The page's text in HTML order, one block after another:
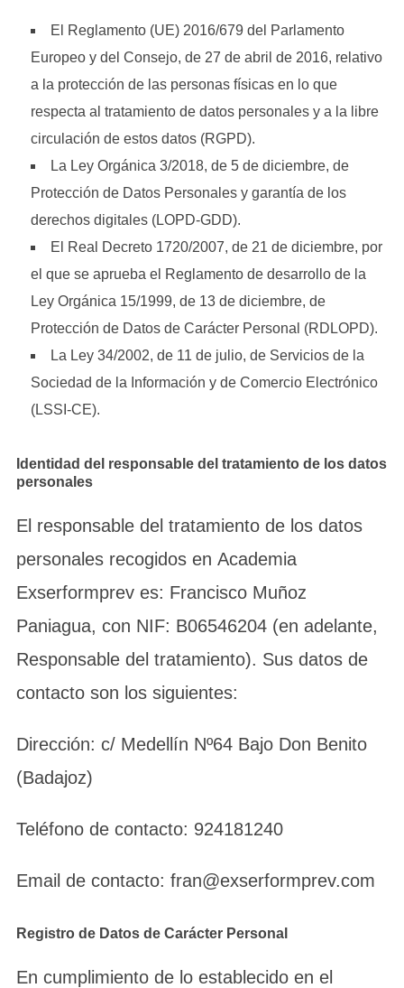
El Reglamento (UE) 2016/679 del Parlamento
Europeo y del Consejo, de 27 de abril de 2016, relativo
a la protección de las personas físicas en lo que
respecta al tratamiento de datos personales y a la libre
circulación de estos datos (RGPD).
La Ley Orgánica 3/2018, de 5 de diciembre, de
Protección de Datos Personales y garantía de los
derechos digitales (LOPD-GDD).
El Real Decreto 1720/2007, de 21 de diciembre, por
el que se aprueba el Reglamento de desarrollo de la
Ley Orgánica 15/1999, de 13 de diciembre, de
Protección de Datos de Carácter Personal (RDLOPD).
La Ley 34/2002, de 11 de julio, de Servicios de la
Sociedad de la Información y de Comercio Electrónico
(LSSI-CE).
Identidad del responsable del tratamiento de los datos
personales
El responsable del tratamiento de los datos
personales recogidos en Academia
Exserformprev es: Francisco Muñoz
Paniagua, con NIF: B06546204 (en adelante,
Responsable del tratamiento). Sus datos de
contacto son los siguientes:
Dirección: c/ Medellín Nº64 Bajo Don Benito
(Badajoz)
Teléfono de contacto: 924181240
Email de contacto: fran@exserformprev.com
Registro de Datos de Carácter Personal
En cumplimiento de lo establecido en el